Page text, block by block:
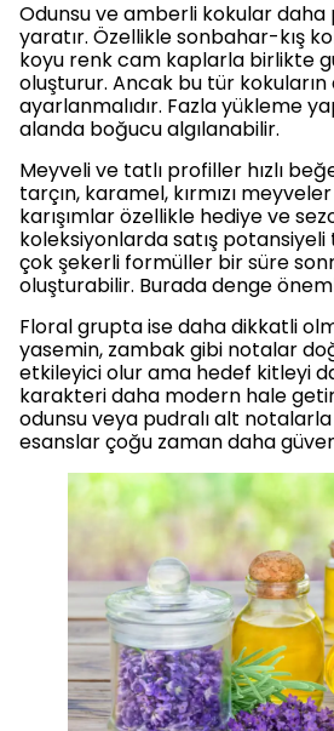
Odunsu ve amberli kokular daha
yaratır. Özellikle sonbahar-kış
koyu renk cam kaplarla birlikte
oluşturur. Ancak bu tür kokuların
ayarlanmalıdır. Fazla yükleme
alanda boğucu algılanabilir.
Meyveli ve tatlı profiller hızlı
tarçın, karamel, kırmızı
karışımlar özellikle hediye ve
koleksiyonlarda satış potansiyeli
çok şekerli formüller bir süre
oluşturabilir. Burada denge
Floral grupta ise daha dikkatli
yasemin, zambak gibi notalar
etkileyici olur ama hedef kitleyi
karakteri daha modern hale
odunsu veya pudralı alt
esanslar çoğu zaman daha